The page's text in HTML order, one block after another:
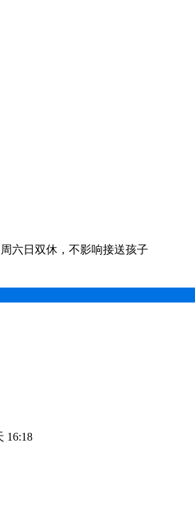
六日双休，不影响接送孩子
16:18